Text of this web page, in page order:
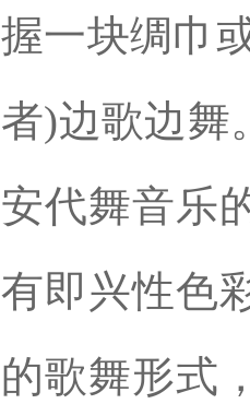
握一块绸巾
者)边歌边舞
安代舞音乐
有即兴性色
的歌舞形式